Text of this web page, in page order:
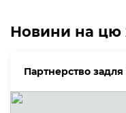
Новини на цю
Партнерство